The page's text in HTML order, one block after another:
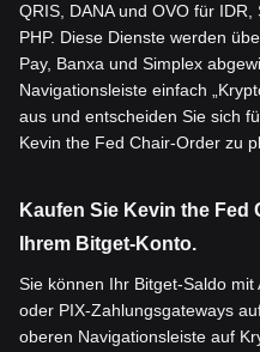
QRIS, DANA und OVO für
PHP. Diese Dienste werden
Pay, Banxa und Simplex
Navigationsleiste einfach
aus und entscheiden Sie sich
Kevin the Fed Chair-Order zu
Kaufen Sie Kevin the Fed
Ihrem Bitget-Konto.
Sie können Ihr Bitget-Saldo
oder PIX-Zahlungsgateways
oberen Navigationsleiste auf